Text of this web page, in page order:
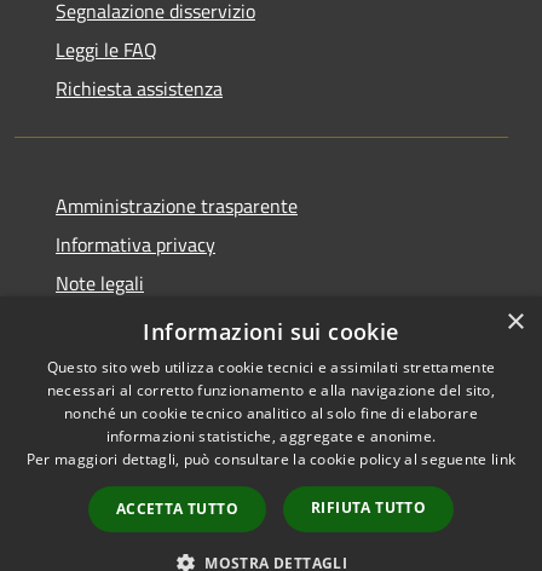
Segnalazione disservizio
Leggi le FAQ
Richiesta assistenza
Amministrazione trasparente
Informativa privacy
Note legali
Dichiarazione di accessibilità
Accessibilità
Copyright © 2026 • Comune di
Endine Gaiano • Powered by
Municipium•
Accesso
redazione
×
Informazioni sui cookie
Questo sito web utilizza cookie tecnici e assimilati strettamente
necessari al corretto funzionamento e alla navigazione del sito,
nonché un cookie tecnico analitico al solo fine di elaborare
informazioni statistiche, aggregate e anonime.
Per maggiori dettagli, può consultare la cookie policy al seguente link
ACCETTA TUTTO RIFIUTA TUTTO
MOSTRA DETTAGLI